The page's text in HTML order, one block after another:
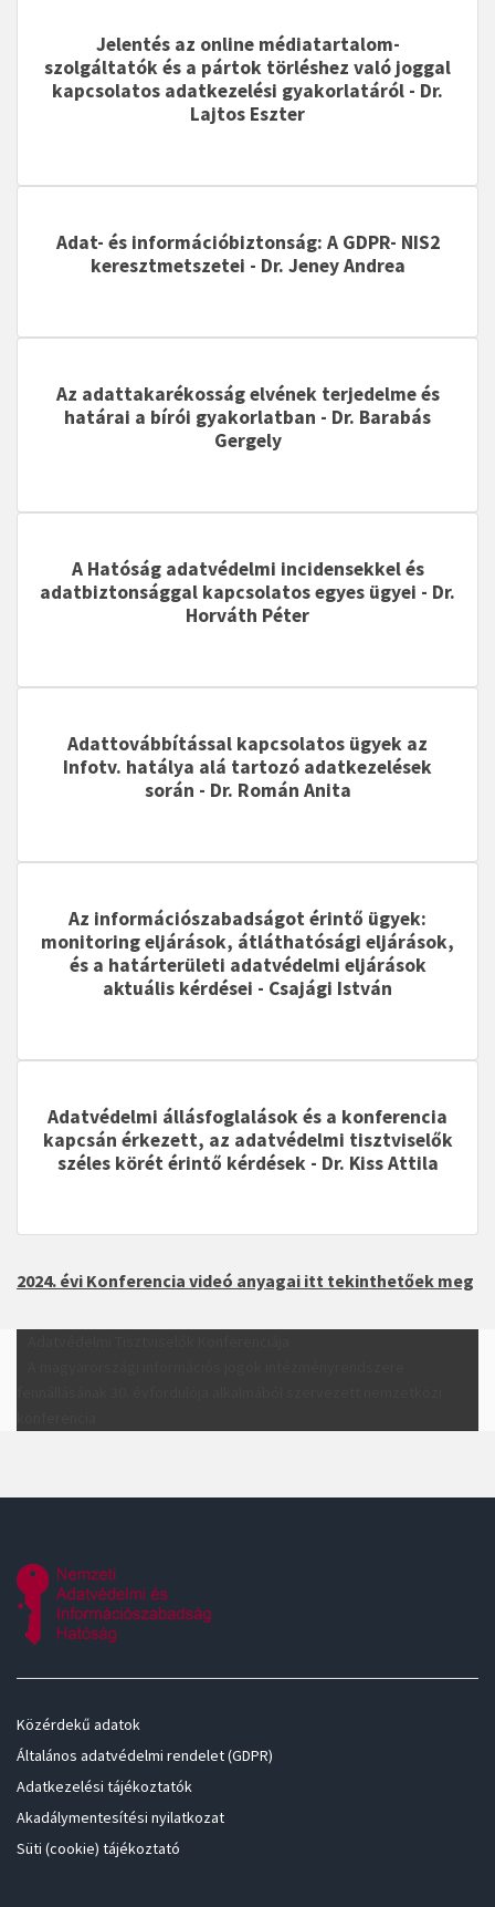
Jelentés az online médiatartalom-
szolgáltatók és a pártok törléshez való joggal
kapcsolatos adatkezelési gyakorlatáról - Dr.
Lajtos Eszter
Adat- és információbiztonság: A GDPR- NIS2
keresztmetszetei - Dr. Jeney Andrea
Az adattakarékosság elvének terjedelme és
határai a bírói gyakorlatban - Dr. Barabás
Gergely
A Hatóság adatvédelmi incidensekkel és
adatbiztonsággal kapcsolatos egyes ügyei - Dr.
Horváth Péter
Adattovábbítással kapcsolatos ügyek az
Infotv. hatálya alá tartozó adatkezelések
során - Dr. Román Anita
Az információszabadságot érintő ügyek:
monitoring eljárások, átláthatósági eljárások,
és a határterületi adatvédelmi eljárások
aktuális kérdései - Csajági István
Adatvédelmi állásfoglalások és a konferencia
kapcsán érkezett, az adatvédelmi tisztviselők
széles körét érintő kérdések- Dr. Kiss Attila
2024. évi Konferencia videó anyagai itt tekinthetőek meg
Közérdekű adatok
Általános adatvédelmi rendelet (GDPR)
Adatkezelési tájékoztatók
Akadálymentesítési nyilatkozat
Süti (cookie) tájékoztató